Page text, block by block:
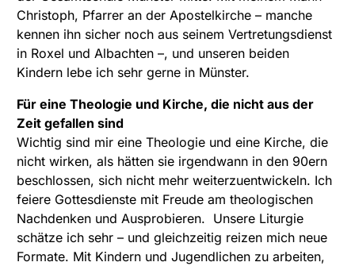
Christoph, Pfarrer an der Apostelkirche – manche
kennen ihn sicher noch aus seinem Vertretungsdienst
in Roxel und Albachten –, und unseren beiden
Kindern lebe ich sehr gerne in Münster.
Für eine Theologie und Kirche, die nicht aus der
Zeit gefallen sind
Wichtig sind mir eine Theologie und eine Kirche, die
nicht wirken, als hätten sie irgendwann in den 90ern
beschlossen, sich nicht mehr weiterzuentwickeln. Ich
feiere Gottesdienste mit Freude am theologischen
Nachdenken und Ausprobieren. Unsere Liturgie
schätze ich sehr – und gleichzeitig reizen mich neue
Formate. Mit Kindern und Jugendlichen zu arbeiten,